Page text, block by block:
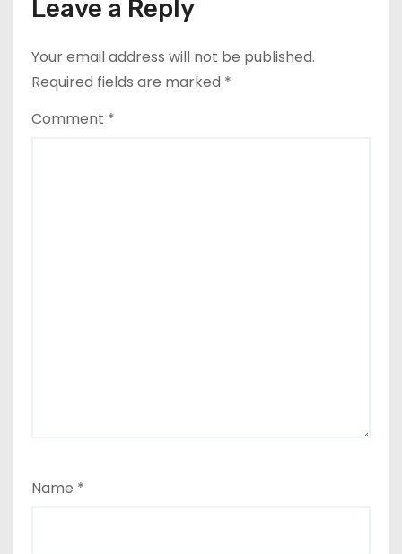
गया।
Leave a Reply
Your email address will not be published.
Required fields are marked *
Comment *
Name *